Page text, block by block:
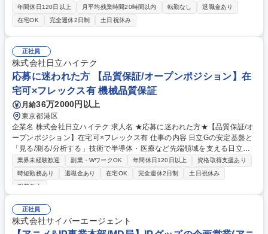
として、生産管理領域の業務推進をお任せ。全国の食卓へ安心を届けるた
めに生産の最適化を支える核となる役割です。 【詳細】 ■生産計画の立案
業務 ■生産工場管理業務 ■生産工場（東日本明星・神戸工場・ユニ・スタ
ー等）との連絡・連携業務 ■基幹システム（SAP等）のマスター管理業務
募集職種 【生産計画立案・生産管理】日清食品グループ/『チャルメラ・
一平ちゃん』等
年間休日120日以上 月平均残業時間20時間以内 転勤なし
退職金あり
在宅OK
完全週休2日制 土日祝休み
正社員
株式会社日立ハイテク
応募に迷われた方 【品質保証/オープンポジション】在
宅可×フレックス有 機械品質保証
月給36万2000円以上
東京都港区
企業名 株式会社日立ハイテク 求人名 ★応募に迷われた方★【品質保証/オ
ープンポジション】在宅可×フレックス有 仕事の内容 日立Gの安定基盤と
「見る/測る/分析する」技術で半導体・医療など先端領域を支える日立ハ
イテクにて品質保証のご経験お持ちな方に品質保証業務をお任せ。中小企
業にて品質保証の幅広い工程に携わっていた方歓迎。 【具体的な業務内
容】※その他労働条件備考もご確認ください。 ■設計開発フェーズでの設
定、工程監視、不適合是正の推進 ■市場不具合・顧客指摘の原因解析、再
発防止、横展開活動 ■製造・設計・調達・サービス部門と連携した品質改
善、監査対応 ■担当製品や購入品・サプライヤーに対する品質企画、標準
業界未経験歓迎 副業・WワークOK 年間休日120日以上
資格取得支援あり
時短勤務あり
退職金あり 在宅OK 完全週休2日制
土日祝休み
服装自由
正社員
株式会社サイバーエージェント